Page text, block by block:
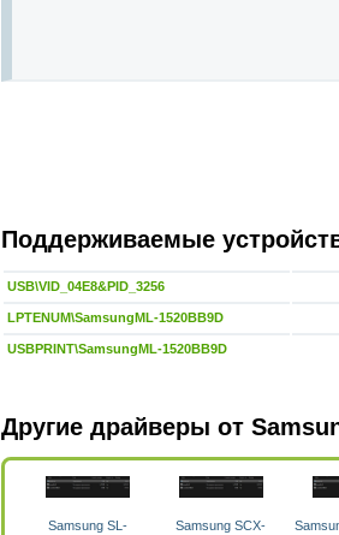
Поддерживаемые
USB\VID_04E8&PID_3256
LPTENUM\SamsungML-1520BB9D
USBPRINT\SamsungML-1520BB9D
Другие драйверы от
Samsung SL-
Samsung SCX-